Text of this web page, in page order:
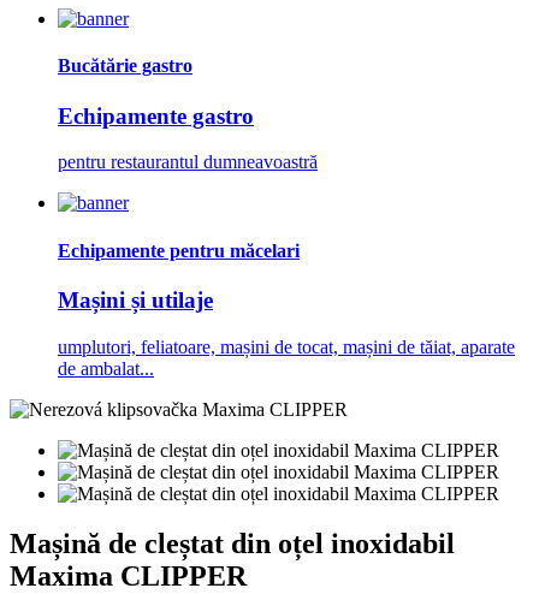
Bucătărie gastro
Echipamente gastro
pentru restaurantul dumneavoastră
Echipamente pentru măcelari
Mașini și utilaje
umplutori, feliatoare, mașini de tocat, mașini de tăiat, aparate
de ambalat...
Mașină de cleștat din oțel inoxidabil
Maxima CLIPPER